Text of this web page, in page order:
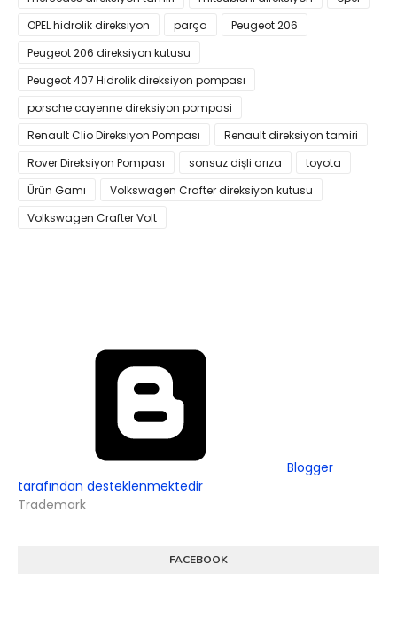
OPEL hidrolik direksiyon
parça
Peugeot 206
Peugeot 206 direksiyon kutusu
Peugeot 407 Hidrolik direksiyon pompası
porsche cayenne direksiyon pompasi
Renault Clio Direksiyon Pompası
Renault direksiyon tamiri
Rover Direksiyon Pompası
sonsuz dişli arıza
toyota
Ürün Gamı
Volkswagen Crafter direksiyon kutusu
Volkswagen Crafter Volt
Blogger
tarafından desteklenmektedir
Trademark
FACEBOOK